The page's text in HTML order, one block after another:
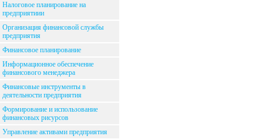
Налоговое планирование на
предприятиии
Организация финансовой службы
предприятия
Финансовое планирование
Информационное обеспечение
финансового менеджера
Финансовые инструменты в
деятельности предприятия
Формирование и использование
финансовых рисурсов
Управление активами предприятия